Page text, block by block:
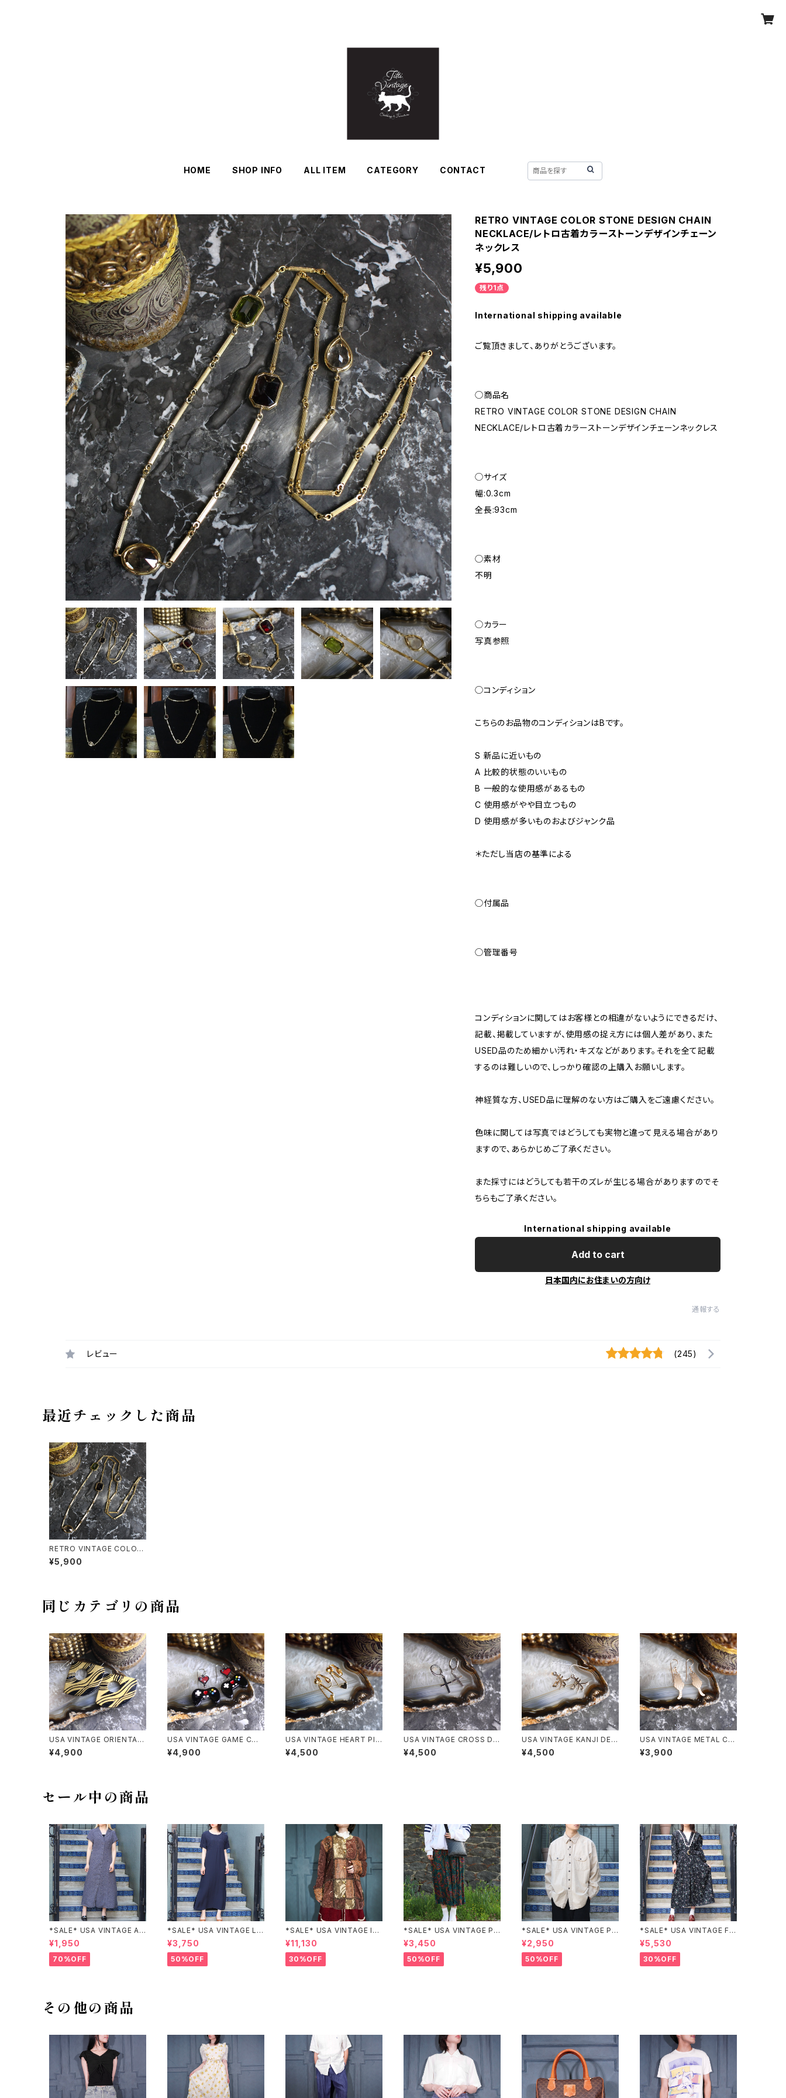
HOME SHOP INFO ALL ITEM CATEGORY CONTACT
RETRO VINTAGE COLOR STONE DESIGN CHAIN
NECKLACE/レトロ古着カラーストーンデザインチェーン
ネックレス
¥5,900
残り1点
International shipping available
ご覧頂きまして、ありがとうございます。
◯商品名
RETRO VINTAGE COLOR STONE DESIGN CHAIN
NECKLACE/レトロ古着カラーストーンデザインチェーンネックレス
◯サイズ
幅:0.3cm
全長:93cm
◯素材
不明
◯カラー
写真参照
◯コンディション
こちらのお品物のコンディションはBです。
S 新品に近いもの
A 比較的状態のいいもの
B 一般的な使用感があるもの
C 使用感がやや目立つもの
D 使用感が多いものおよびジャンク品
＊ただし当店の基準による
◯付属品
◯管理番号
コンディションに関してはお客様との相違がないようにできるだけ、
記載、掲載していますが、使用感の捉え方には個人差があり、また
USED品のため細かい汚れ・キズなどがあります。それを全て記載
するのは難しいので、しっかり確認の上購入お願いします。
神経質な方、USED品に理解のない方はご購入をご遠慮ください。
色味に関しては写真ではどうしても実物と違って見える場合があり
ますので、あらかじめご了承ください。
また採寸にはどうしても若干のズレが生じる場合がありますのでそ
ちらもご了承ください。
International shipping available
Add to cart
日本国内にお住まいの方向け
通報する
レビュー (245)
最近チェックした商品
RETRO VINTAGE COLOR
STONE DESIGN CHAIN N
ECKLACE/レトロ古着カラー
¥5,900
同じカテゴリの商品
USA VINTAGE ORIENTAL
DESIGN EARRING/アメリカ
古着オリエンタルデザインピ
¥4,900
USA VINTAGE GAME CON
TROLER DESIGN EARRIN
G/アメリカ古着ゲームコント
¥4,900
USA VINTAGE HEART PIN
S DESIGN EARRING/アメリ
カ古着ハートピンデザインピ
¥4,500
USA VINTAGE CROSS DE
SIGN EARRING/アメリカ古
着クロスデザインピアス
¥4,500
USA VINTAGE KANJI DESI
GN EARRING/アメリカ古着
漢字デザインピアス
¥4,500
USA VINTAGE METAL CA
T DESIGN EARRING/アメリ
カ古着メタルにゃんこデザイン
¥3,900
セール中の商品
*SALE* USA VINTAGE AN
NEX HALF SLEEVE FLOW
ER PATTERNED ONE PIEC
E/アメリカ古着半袖花柄ワン
ピース
¥1,950
70%OFF
*SALE* USA VINTAGE LIZ
claiborne EMBROIDERY
DESIGN NAVY ONE PIEC
E/アメリカ古着刺繍デザイン
ネイビーワンピース
¥3,750
50%OFF
*SALE* USA VINTAGE Ind
igo moon PATCHWORK E
MBROIDERY DESIGN JAC
KET/アメリカ古着パッチワー
ク刺繍ジャケット
¥11,130
30%OFF
*SALE* USA VINTAGE PAI
SLEY PATTERNED DESIG
N SKIRT/アメリカ古着ペイズ
リー柄デザインスカート
¥3,450
50%OFF
*SALE* USA VINTAGE PO
CKET DESIGN SHIRT/アメ
リカ古着ポケットデザインシャ
ツ
¥2,950
50%OFF
*SALE* USA VINTAGE FL
OWER PATTERNED LACE
COLLAR BELTED ONE PIE
CE/アメリカ古着花柄レース
襟ベルテッドワンピース
¥5,530
30%OFF
その他の商品